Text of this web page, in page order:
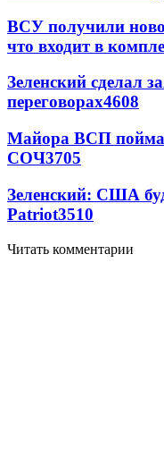
ВСУ получили
что входит в
Зеленский сделал
переговорах4608
Майора ВСП
СОЧ3705
Зеленский: США
Patriot3510
Читать комментарии